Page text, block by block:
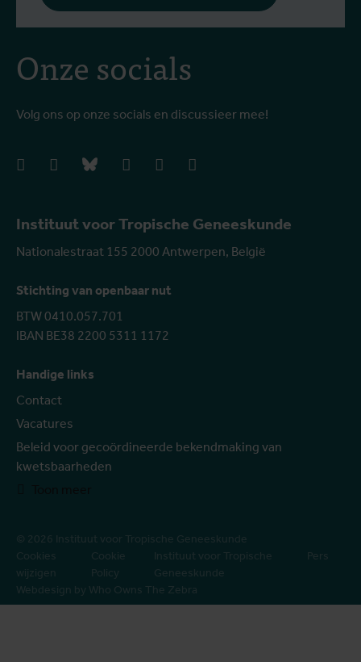
Instituut voor Tropische Geneeskunde
Nationalestraat 155 2000 Antwerpen, België
Stichting van openbaar nut
BTW 0410.057.701
IBAN BE38 2200 5311 1172
Handige links
Contact
Vacatures
Beleid voor gecoördineerde bekendmaking van
kwetsbaarheden
Onze socials
Volg ons op onze socials en discussieer mee!
facebookinstagrambluesky linkedIn youtube
© 2026 Instituut voor Tropische Geneeskunde
Cookies
wijzigen
Cookie
Policy
Instituut voor Tropische
Geneeskunde
Pers
Webdesign by Who Owns The Zebra